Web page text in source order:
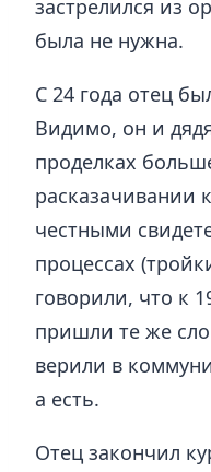
застрелился из
была не нужна.
С 24 года отец
Видимо, он и
проделках
расказачивании
честными
процессах
говорили, что к
пришли те же
верили в
а есть.
Отец закончил